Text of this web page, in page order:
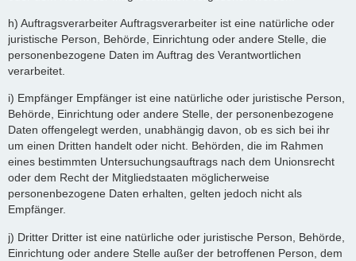
h) Auftragsverarbeiter Auftragsverarbeiter ist eine natürliche oder
juristische Person, Behörde, Einrichtung oder andere Stelle, die
personenbezogene Daten im Auftrag des Verantwortlichen
verarbeitet.
i) Empfänger Empfänger ist eine natürliche oder juristische Person,
Behörde, Einrichtung oder andere Stelle, der personenbezogene
Daten offengelegt werden, unabhängig davon, ob es sich bei ihr
um einen Dritten handelt oder nicht. Behörden, die im Rahmen
eines bestimmten Untersuchungsauftrags nach dem Unionsrecht
oder dem Recht der Mitgliedstaaten möglicherweise
personenbezogene Daten erhalten, gelten jedoch nicht als
Empfänger.
j) Dritter Dritter ist eine natürliche oder juristische Person, Behörde,
Einrichtung oder andere Stelle außer der betroffenen Person, dem